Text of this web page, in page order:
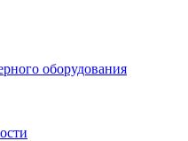
оборудования